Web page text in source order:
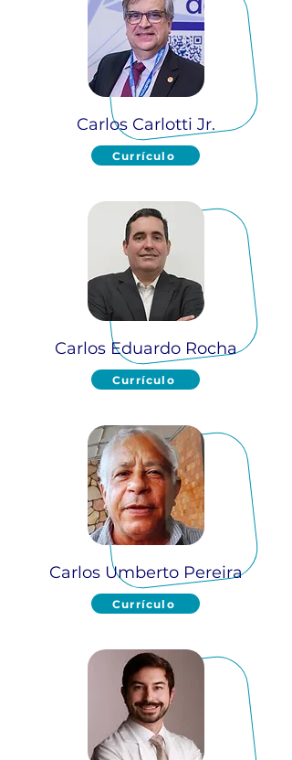
Carlos Carlotti Jr.
Currículo
Carlos Eduardo Rocha
Currículo
Carlos Umberto Pereira
Currículo